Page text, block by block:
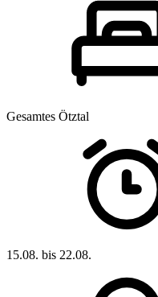
Gesamtes Ötztal
15.08. bis 22.08.